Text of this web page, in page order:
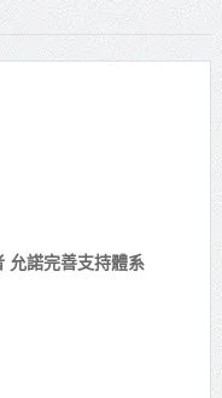
允諾完善支持體系